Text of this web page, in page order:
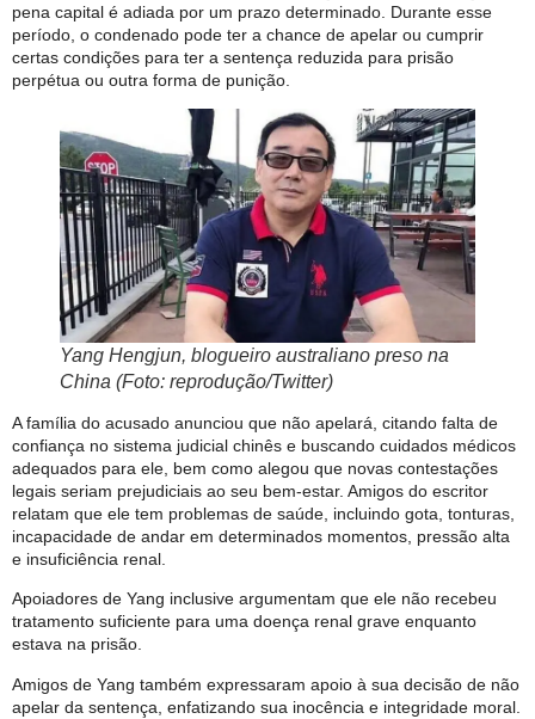
pena capital é adiada por um prazo determinado. Durante esse
período, o condenado pode ter a chance de apelar ou cumprir
certas condições para ter a sentença reduzida para prisão
perpétua ou outra forma de punição.
Yang Hengjun, blogueiro australiano preso na
China (Foto: reprodução/Twitter)
A família do acusado anunciou que não apelará, citando falta de
confiança no sistema judicial chinês e buscando cuidados médicos
adequados para ele, bem como alegou que novas contestações
legais seriam prejudiciais ao seu bem-estar. Amigos do escritor
relatam que ele tem problemas de saúde, incluindo gota, tonturas,
incapacidade de andar em determinados momentos, pressão alta
e insuficiência renal.
Apoiadores de Yang inclusive argumentam que ele não recebeu
tratamento suficiente para uma doença renal grave enquanto
estava na prisão.
Amigos de Yang também expressaram apoio à sua decisão de não
apelar da sentença, enfatizando sua inocência e integridade moral.